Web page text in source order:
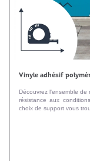
Vinyle adhésif
Découvrez l'ensemble
résistance aux
choix de support vous